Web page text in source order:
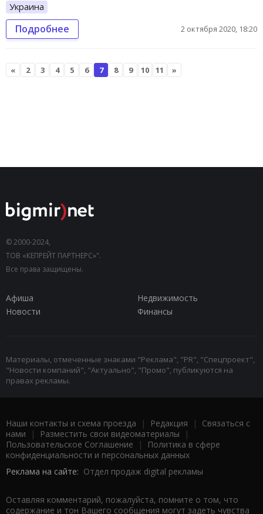
Украина
Подробнее 2 октября 2020, 18:20
« 2 3 4 5 6 7 8 9 10 11 »
© 2000-2024,
ТОВ «КЕПРЕЙТ ПАРТНЕРС»".
Все права защищены.
Афиша
Недвижимость
Новости
Финансы
Материалы, отмеченные знаками "Реклама", "PR", "Спецпроект",
"Новости компаний", "Актуально", "Промо", публикуются на
правах рекламы.
Наши контакты и схема проезда | Редакция | Связаться с
нами | Разместить свои видеоматериалы |
Пользовательское Соглашение |
Политика в сфере
конфиденциальности и персональных данных
Реклама на сайте: Отдел продаж digital рекламы
Оставляя комментарий, пожалуйста, помните о том, что
содержание и тон Вашего сообщения могут задеть чувства